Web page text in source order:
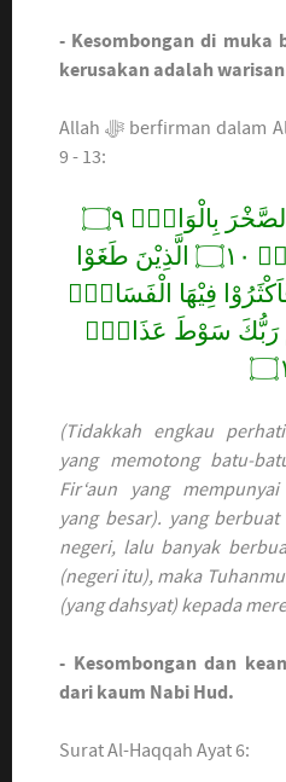
- Kesombongan di muka
kerusakan adalah
Allah ﷻ berfirman dalam Al-Qur’an Surat Al-Fajr Ayat
9 - 13:
وَثَمُوْدَ الَّذِيْنَ جَابُوا الصَّخْرَ بِالْوَادِۖ ۝٩
وَفِرْعَوْنَ ذِى الْاَوْتَادِۖ ۝١٠ الَّذِيْنَ طَغَوْا
الْبِلَادِۖ ۝١١ فَاَكْثَرُوْا فِيْهَا الْفَسَادَۖ
رَبُّكَ سَوْطَ عَذَابٍۖ
(Tidakkah engkau
yang memotong batu-
Fir‘aun yang
yang besar). yang
negeri, lalu banyak
(negeri itu), maka
(yang dahsyat) kepada
- Kesombongan dan
dari kaum Nabi Hud.
Surat Al-Haqqah Ayat 6: